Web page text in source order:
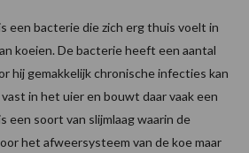
een bacterie die zich erg thuis voelt in
koeien. De bacterie heeft een aantal
hij gemakkelijk chronische infecties kan
in het uier en bouwt daar vaak een
een soort van slijmlaag waarin de
het afweersysteem van de koe maar